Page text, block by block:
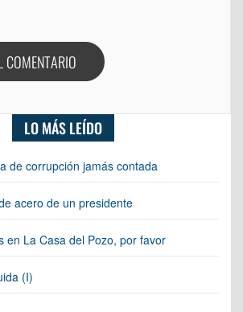
LO MÁS LEÍDO
de corrupción jamás contada
acero de un presidente
en La Casa del Pozo, por favor
(I)